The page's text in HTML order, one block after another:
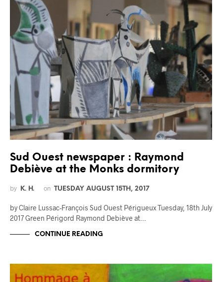
Sud Ouest newspaper : Raymond
Debiève at the Monks dormitory
by K. H. on TUESDAY AUGUST 15TH, 2017
by Claire Lussac-François Sud Ouest Périgueux Tuesday, 18th July
2017 Green Périgord Raymond Debiève at…
CONTINUE READING